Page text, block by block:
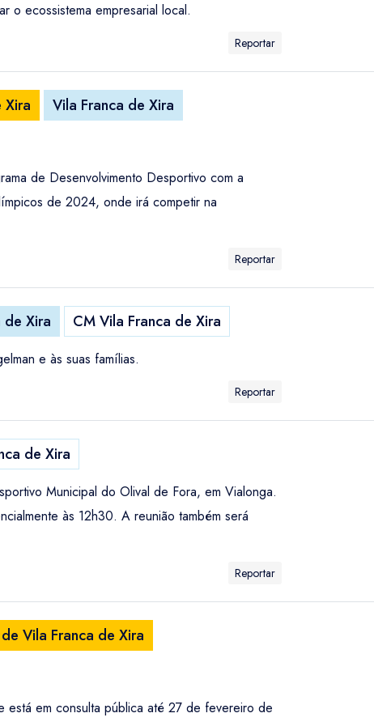
o ecossistema empresarial local.
Reportar
Xira
Vila Franca de Xira
de Desenvolvimento Desportivo com a
de 2024, onde irá competir na
Reportar
de Xira CM Vila Franca de Xira
e às suas famílias.
Reportar
de Xira
Municipal do Olival de Fora, em Vialonga.
às 12h30. A reunião também será
Reportar
Vila Franca de Xira
está em consulta pública até 27 de fevereiro de